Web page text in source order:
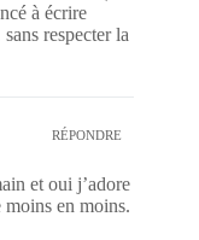
à écrire
respecter la
RÉPONDRE
et oui j’adore
moins en moins.